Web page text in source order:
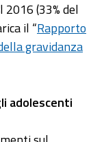
(33% del
il “Rapporto
gravidanza
adolescenti